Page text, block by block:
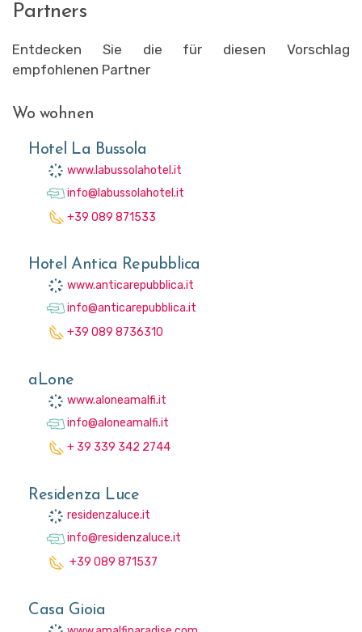
Partners
Entdecken Sie die für diesen Vorschlag
empfohlenen Partner
Wo wohnen
Hotel La Bussola
www.labussolahotel.it
info@labussolahotel.it
+39 089 871533
Hotel Antica Repubblica
www.anticarepubblica.it
info@anticarepubblica.it
+39 089 8736310
aLone
www.aloneamalfi.it
info@aloneamalfi.it
+ 39 339 342 2744
Residenza Luce
residenzaluce.it
info@residenzaluce.it
+39 089 871537
Casa Gioia